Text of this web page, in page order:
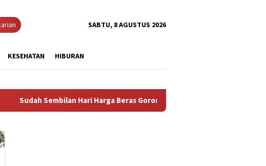
SABTU, 8 AGUSTUS 2026
KESEHATAN HIBURAN
Sembilan Hari Harga Beras Gorontalo Termahal di Indonesia, Pemprov